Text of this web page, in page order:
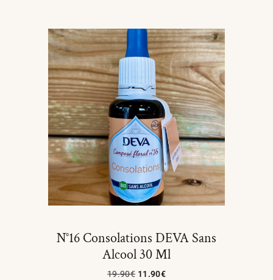
N°16 Consolations DEVA Sans
Alcool 30 Ml
19.90€ 11.90€